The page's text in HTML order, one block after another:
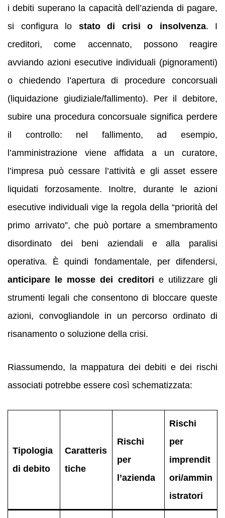
i debiti superano la capacità dell’azienda di pagare,
si configura lo stato di crisi o insolvenza. I
creditori, come accennato, possono reagire
avviando azioni esecutive individuali (pignoramenti)
o chiedendo l’apertura di procedure concorsuali
(liquidazione giudiziale/fallimento). Per il debitore,
subire una procedura concorsuale significa perdere
il controllo: nel fallimento, ad esempio,
l’amministrazione viene affidata a un curatore,
l’impresa può cessare l’attività e gli asset essere
liquidati forzosamente. Inoltre, durante le azioni
esecutive individuali vige la regola della “priorità del
primo arrivato”, che può portare a smembramento
disordinato dei beni aziendali e alla paralisi
operativa. È quindi fondamentale, per difendersi,
anticipare le mosse dei creditori e utilizzare gli
strumenti legali che consentono di bloccare queste
azioni, convogliandole in un percorso ordinato di
risanamento o soluzione della crisi.
Riassumendo, la mappatura dei debiti e dei rischi
associati potrebbe essere così schematizzata:
Tipologia
di debito
Caratteris
tiche
Rischi
per
l’azienda
Rischi
per
imprendit
ori/ammin
istratori